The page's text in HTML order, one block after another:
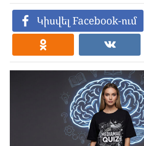
Կիսվել Facebook-ում